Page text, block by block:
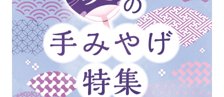
レストラン・カフェ
ショップニュース
イベント
アクセス・パーキング